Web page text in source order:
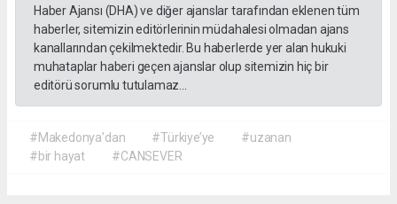
Haber Ajansı (DHA) ve diğer ajanslar tarafından eklenen tüm
haberler, sitemizin editörlerinin müdahalesi olmadan ajans
kanallarından çekilmektedir. Bu haberlerde yer alan hukuki
muhataplar haberi geçen ajanslar olup sitemizin hiç bir
editörü sorumlu tutulamaz...
#Makedonya’dan #Türkiye’ye
#uzanan
#bir hayat
#CANSEVER